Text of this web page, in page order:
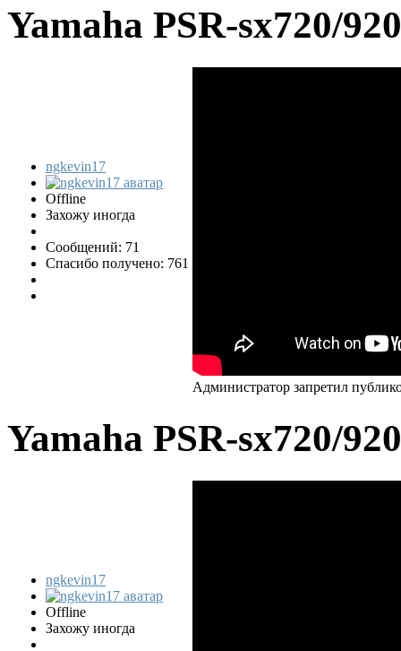
Yamaha PSR-sx720/
ngkevin17
Offline
Захожу иногда
Сообщений: 71
Спасибо получено: 761
Администратор запретил
Yamaha PSR-sx720/
ngkevin17
Offline
Захожу иногда